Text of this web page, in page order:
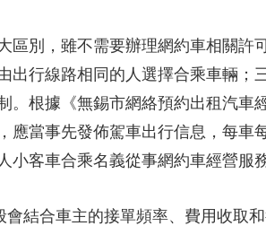
別，雖不需要辦理網約車相關許
行線路相同的人選擇合乘車輛；
根據《無錫市網絡預約出租汽車
當事先發佈駕車出行信息，每車
客車合乘名義從事網約車經營服務
結合車主的接單頻率、費用收取